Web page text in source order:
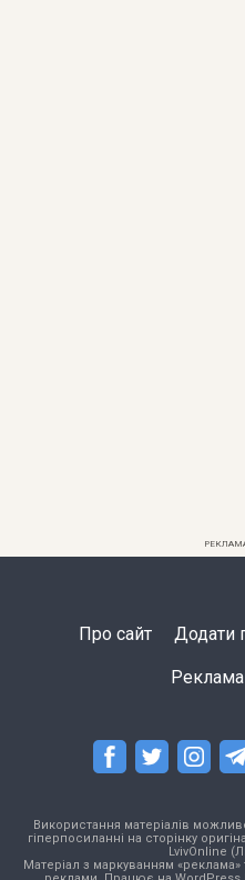
Про сайт Додати
Реклама
Використання матеріалів
гіперпосиланні на сторінку
LvivOnline
Матеріал з маркуванням «реклама»